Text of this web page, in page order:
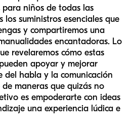
niños de todas las
los suministros esenciales que
y compartiremos una
encantadoras. Lo
revelaremos cómo estas
apoyar y mejorar
del habla y la comunicación
maneras que quizás no
es empoderarte con ideas
una experiencia lúdica e